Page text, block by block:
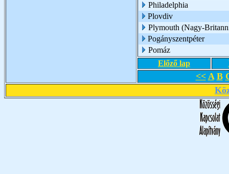
Philadelphia
Plovdiv
Plymouth (Nagy-
Pogányszentpéter
Pomáz
Előző lap
<< A B